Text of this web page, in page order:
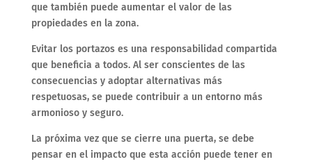
que también puede aumentar el valor de las
propiedades en la zona.
Evitar los portazos es una responsabilidad compartida
que beneficia a todos. Al ser conscientes de las
consecuencias y adoptar alternativas más
respetuosas, se puede contribuir a un entorno más
armonioso y seguro.
La próxima vez que se cierre una puerta, se debe
pensar en el impacto que esta acción puede tener en